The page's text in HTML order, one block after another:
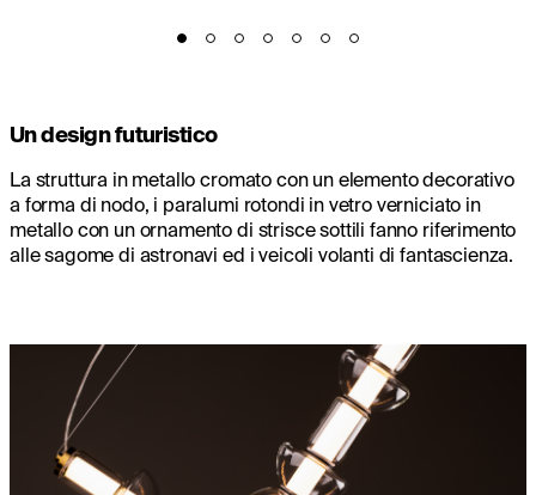
Un design futuristico
La struttura in metallo cromato con un elemento decorativo
a forma di nodo, i paralumi rotondi in vetro verniciato in
metallo con un ornamento di strisce sottili fanno riferimento
alle sagome di astronavi ed i veicoli volanti di fantascienza.